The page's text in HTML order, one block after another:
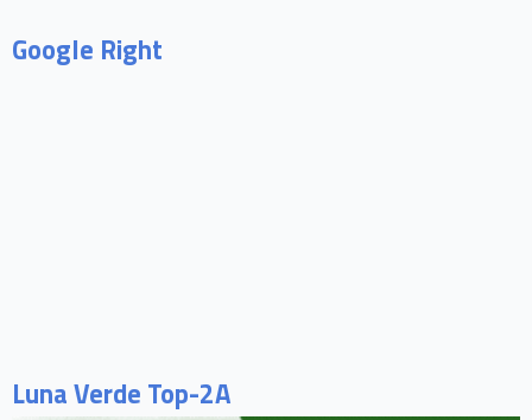
Google Right
Luna Verde Top-2A